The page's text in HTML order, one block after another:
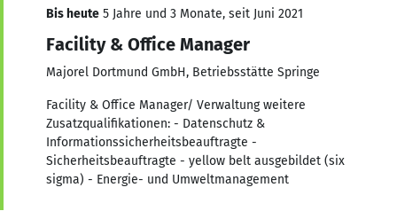
Bis heute 5 Jahre und 3 Monate, seit Juni 2021
Facility & Office Manager
Majorel Dortmund GmbH, Betriebsstätte Springe
Facility & Office Manager/ Verwaltung weitere
Zusatzqualifikationen: - Datenschutz &
Informationssicherheitsbeauftragte -
Sicherheitsbeauftragte - yellow belt ausgebildet (six
sigma) - Energie- und Umweltmanagement